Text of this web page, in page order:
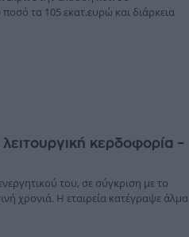
τα 105 εκατ.ευρώ και διάρκεια
κερδοφορία –
του, σε σύγκριση με το
χρονιά. Η εταιρεία κατέγραψε άλμα